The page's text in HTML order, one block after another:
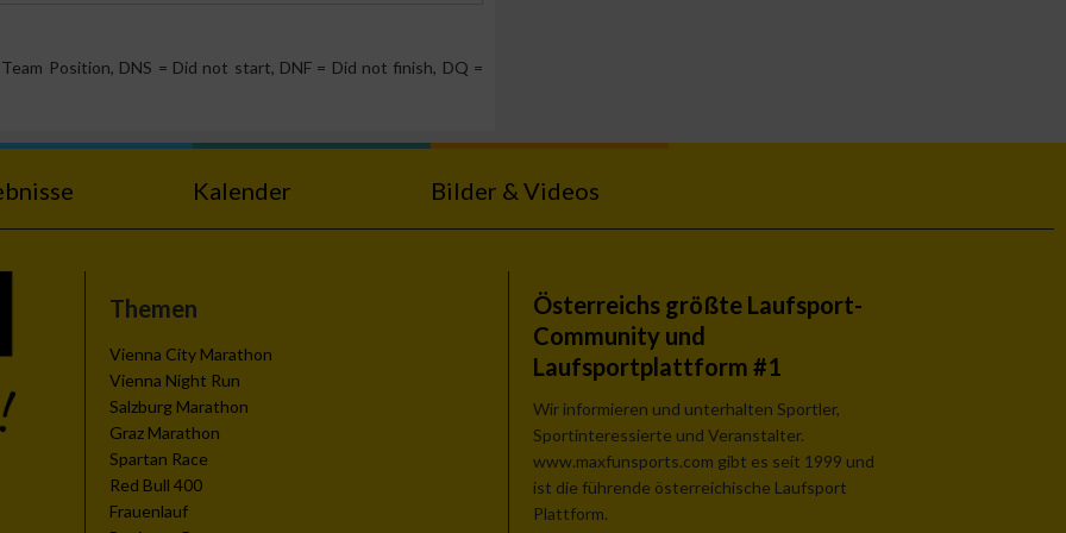
Position, DNS = Did not start, DNF = Did not finish, DQ =
Kalender Bilder & Videos
Themen
Vienna City Marathon
Vienna Night Run
Salzburg Marathon
Graz Marathon
Spartan Race
Red Bull 400
Frauenlauf
Österreichs größte Laufsport-
Community und
Laufsportplattform #1
Wir informieren und unterhalten Sportler,
Sportinteressierte und Veranstalter.
www.maxfunsports.com gibt es seit 1999 und
ist die führende österreichische Laufsport
Plattform.